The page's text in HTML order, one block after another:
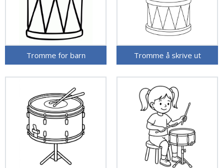
Tromme for barn Tromme å skrive ut